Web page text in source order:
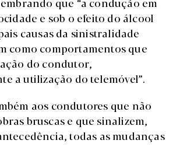
e sob o efeito do álcool
causas da sinistralidade
como comportamentos que
do condutor,
a utilização do telemóvel”.
aos condutores que não
bruscas e que sinalizem,
todas as mudanças